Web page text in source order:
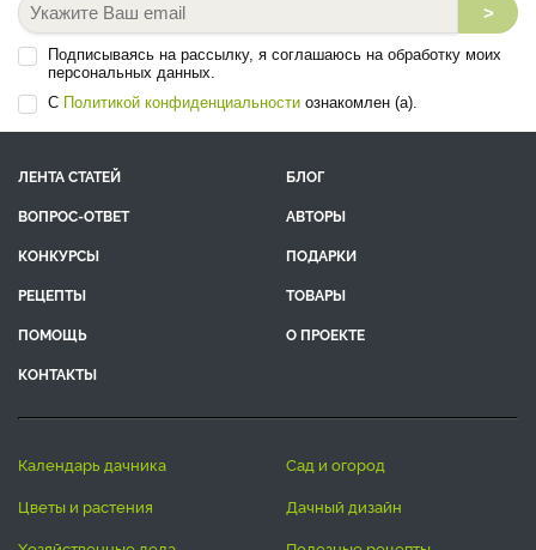
>
Подписываясь на рассылку, я соглашаюсь на обработку моих
персональных данных.
С Политикой конфиденциальности ознакомлен (а).
ЛЕНТА СТАТЕЙ
БЛОГ
ВОПРОС-ОТВЕТ
АВТОРЫ
КОНКУРСЫ
ПОДАРКИ
РЕЦЕПТЫ
ТОВАРЫ
ПОМОЩЬ
О ПРОЕКТЕ
КОНТАКТЫ
календарь дачника
сад и огород
цветы и растения
дачный дизайн